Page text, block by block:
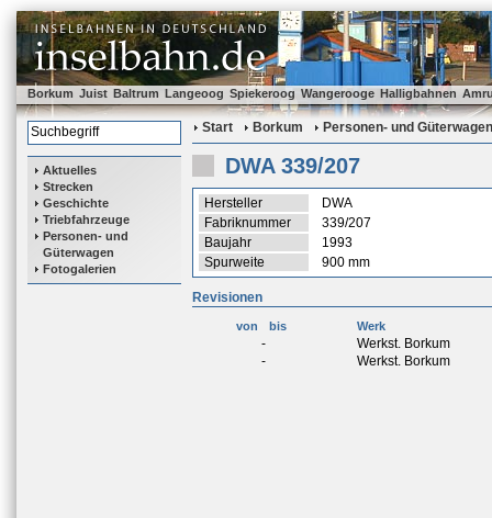
Borkum Juist Baltrum Langeoog Spiekeroog Wangerooge Halligbahnen
Aktuelles
Strecken
Geschichte
Triebfahrzeuge
Personen- und
Güterwagen
Fotogalerien
Start Borkum Personen- und Güterwagen
DWA 339/207
Hersteller
DWA
Fabriknummer
339/207
Baujahr
1993
Spurweite
900 mm
Revisionen
von bis Werk
-
Werkst. Borkum
-
Werkst. Borkum